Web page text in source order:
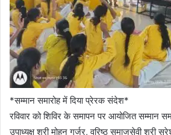
*सम्मान समारोह में दिया प्रेरक संदेश*
रविवार को शिविर के समापन पर आयोजित सम्मान
उपाध्यक्ष श्री मोहन गुर्जर, वरिष्ठ समाजसेवी श्री